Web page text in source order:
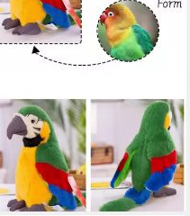
Kuscheltier Plüschtier Papagei
Stofftier Plüschkissen 28cm
Kuscheltier Blau
45,95 €
lieferbar - in 3-4 Werktagen bei dir